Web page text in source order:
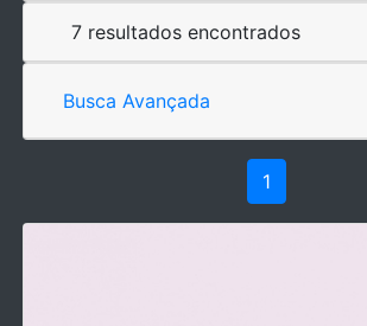
7 resultados encontrados
Busca Avançada
1